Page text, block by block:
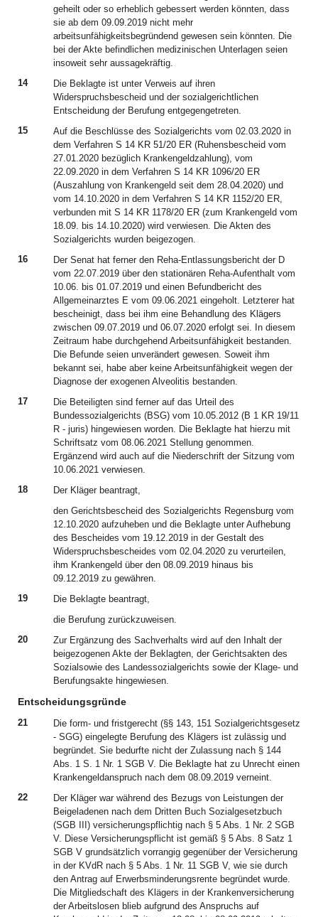
geheilt oder so erheblich gebessert werden könnten, dass
sie ab dem 09.09.2019 nicht mehr
arbeitsunfähigkeitsbegründend gewesen sein könnten. Die
bei der Akte befindlichen medizinischen Unterlagen seien
insoweit sehr aussagekräftig.
14
Die Beklagte ist unter Verweis auf ihren
Widerspruchsbescheid und der sozialgerichtlichen
Entscheidung der Berufung entgegengetreten.
15
Auf die Beschlüsse des Sozialgerichts vom 02.03.2020 in
dem Verfahren S 14 KR 51/20 ER (Ruhensbescheid vom
27.01.2020 bezüglich Krankengeldzahlung), vom
22.09.2020 in dem Verfahren S 14 KR 1096/20 ER
(Auszahlung von Krankengeld seit dem 28.04.2020) und
vom 14.10.2020 in dem Verfahren S 14 KR 1152/20 ER,
verbunden mit S 14 KR 1178/20 ER (zum Krankengeld vom
18.09. bis 14.10.2020) wird verwiesen. Die Akten des
Sozialgerichts wurden beigezogen.
16
Der Senat hat ferner den Reha-Entlassungsbericht der D
vom 22.07.2019 über den stationären Reha-Aufenthalt vom
10.06. bis 01.07.2019 und einen Befundbericht des
Allgemeinarztes E vom 09.06.2021 eingeholt. Letzterer hat
bescheinigt, dass bei ihm eine Behandlung des Klägers
zwischen 09.07.2019 und 06.07.2020 erfolgt sei. In diesem
Zeitraum habe durchgehend Arbeitsunfähigkeit bestanden.
Die Befunde seien unverändert gewesen. Soweit ihm
bekannt sei, habe aber keine Arbeitsunfähigkeit wegen der
Diagnose der exogenen Alveolitis bestanden.
17
Die Beteiligten sind ferner auf das Urteil des
Bundessozialgerichts (BSG) vom 10.05.2012 (B 1 KR 19/11
R - juris) hingewiesen worden. Die Beklagte hat hierzu mit
Schriftsatz vom 08.06.2021 Stellung genommen.
Ergänzend wird auch auf die Niederschrift der Sitzung vom
10.06.2021 verwiesen.
18
Der Kläger beantragt,
den Gerichtsbescheid des Sozialgerichts Regensburg vom
12.10.2020 aufzuheben und die Beklagte unter Aufhebung
des Bescheides vom 19.12.2019 in der Gestalt des
Widerspruchsbescheides vom 02.04.2020 zu verurteilen,
ihm Krankengeld über den 08.09.2019 hinaus bis
09.12.2019 zu gewähren.
19
Die Beklagte beantragt,
die Berufung zurückzuweisen.
20
Zur Ergänzung des Sachverhalts wird auf den Inhalt der
beigezogenen Akte der Beklagten, der Gerichtsakten des
Sozialsowie des Landessozialgerichts sowie der Klage- und
Berufungsakte hingewiesen.
Entscheidungsgründe
21
Die form- und fristgerecht (§§ 143, 151 Sozialgerichtsgesetz
- SGG) eingelegte Berufung des Klägers ist zulässig und
begründet. Sie bedurfte nicht der Zulassung nach § 144
Abs. 1 S. 1 Nr. 1 SGB V. Die Beklagte hat zu Unrecht einen
Krankengeldanspruch nach dem 08.09.2019 verneint.
22
Der Kläger war während des Bezugs von Leistungen der
Beigeladenen nach dem Dritten Buch Sozialgesetzbuch
(SGB III) versicherungspflichtig nach § 5 Abs. 1 Nr. 2 SGB
V. Diese Versicherungspflicht ist gemäß § 5 Abs. 8 Satz 1
SGB V grundsätzlich vorrangig gegenüber der Versicherung
in der KVdR nach § 5 Abs. 1 Nr. 11 SGB V, wie sie durch
den Antrag auf Erwerbsminderungsrente begründet wurde.
Die Mitgliedschaft des Klägers in der Krankenversicherung
der Arbeitslosen blieb aufgrund des Anspruchs auf